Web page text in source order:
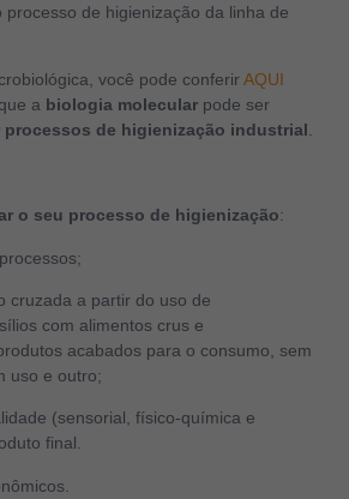
processo de higienização da linha de
você pode conferirAQUI
a biologia molecular pode ser
processos de higienização industrial.
o seu processo de higienização:
cruzada a partir do uso de
com alimentos crus e
acabados para o consumo, sem
uso e outro;
(sensorial, físico-química e
final.